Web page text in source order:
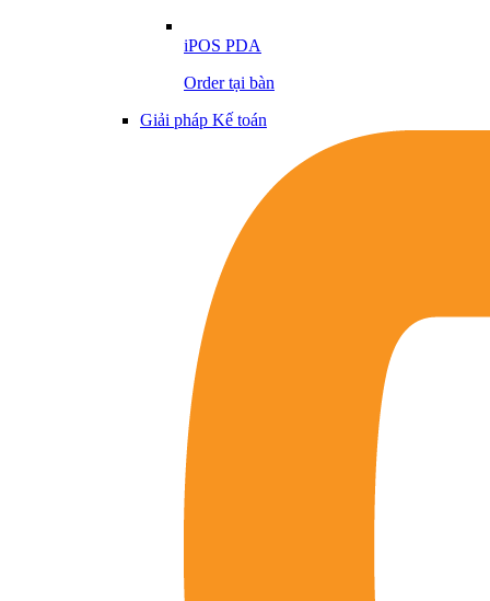
iPOS PDA
Order tại bàn
Giải pháp Kế toán